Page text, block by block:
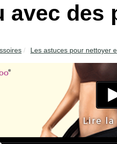
avec
Les astuces pour nettoyer